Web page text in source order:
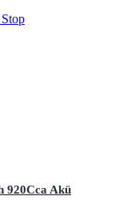
920Cca Akü